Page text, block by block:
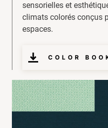
sensorielles et
climats colorés conçus
espaces.
COLOR